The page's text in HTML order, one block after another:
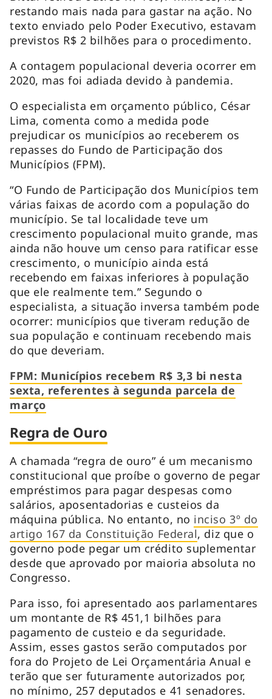
restando mais nada para gastar na ação. No
texto enviado pelo Poder Executivo, estavam
previstos R$ 2 bilhões para o procedimento.
A contagem populacional deveria ocorrer em
2020, mas foi adiada devido à pandemia.
O especialista em orçamento público, César
Lima, comenta como a medida pode
prejudicar os municípios ao receberem os
repasses do Fundo de Participação dos
Municípios (FPM).
“O Fundo de Participação dos Municípios tem
várias faixas de acordo com a população do
município. Se tal localidade teve um
crescimento populacional muito grande, mas
ainda não houve um censo para ratificar esse
crescimento, o município ainda está
recebendo em faixas inferiores à população
que ele realmente tem.” Segundo o
especialista, a situação inversa também pode
ocorrer: municípios que tiveram redução de
sua população e continuam recebendo mais
do que deveriam.
FPM: Municípios recebem R$ 3,3 bi nesta
sexta, referentes à segunda parcela de
março
Regra de Ouro
A chamada “regra de ouro” é um mecanismo
constitucional que proíbe o governo de pegar
empréstimos para pagar despesas como
salários, aposentadorias e custeios da
máquina pública. No entanto, no inciso 3º do
artigo 167 da Constituição Federal, diz que o
governo pode pegar um crédito suplementar
desde que aprovado por maioria absoluta no
Congresso.
Para isso, foi apresentado aos parlamentares
um montante de R$ 451,1 bilhões para
pagamento de custeio e da seguridade.
Assim, esses gastos serão computados por
fora do Projeto de Lei Orçamentária Anual e
terão que ser futuramente autorizados por,
no mínimo, 257 deputados e 41 senadores.